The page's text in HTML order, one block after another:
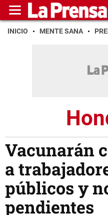
INICIO MENTE SANA
Vacunarán
a
públicos y
pendientes